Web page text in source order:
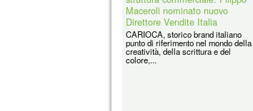
Coolpack
Coolpack Italy Srl è la filiale italiana
di un grande Gruppo avente Sede in
Polonia e presente in tutti i
principali...